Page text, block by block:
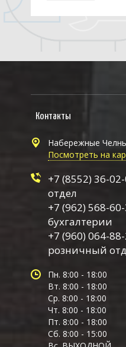
Контакты
Набережные
Посмотреть на
+7 (8552) 36-
отдел
+7 (962) 568-
бухгалтерии
+7 (960) 064-
розничный
Пн. 8:00 - 18:00
Вт. 8:00 - 18:00
Ср. 8:00 - 18:00
Чт. 8:00 - 18:00
Пт. 8:00 - 18:00
Сб. 8:00 - 15:00